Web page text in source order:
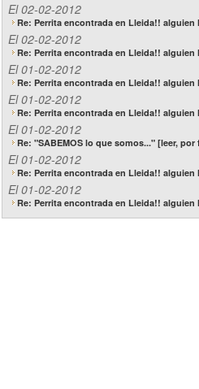
El 02-02-2012
Re: Perrita encontrada en Lleida!!
El 02-02-2012
Re: Perrita encontrada en Lleida!!
El 01-02-2012
Re: Perrita encontrada en Lleida!!
El 01-02-2012
Re: Perrita encontrada en Lleida!!
El 01-02-2012
Re: "SABEMOS lo que somos..." [leer,
El 01-02-2012
Re: Perrita encontrada en Lleida!!
El 01-02-2012
Re: Perrita encontrada en Lleida!!